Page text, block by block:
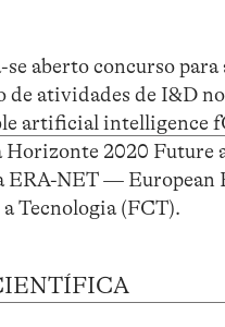
aberto concurso
de atividades de I&D
artificial intelligence
Horizonte 2020 Future
ERA-NET — European
Tecnologia (FCT).